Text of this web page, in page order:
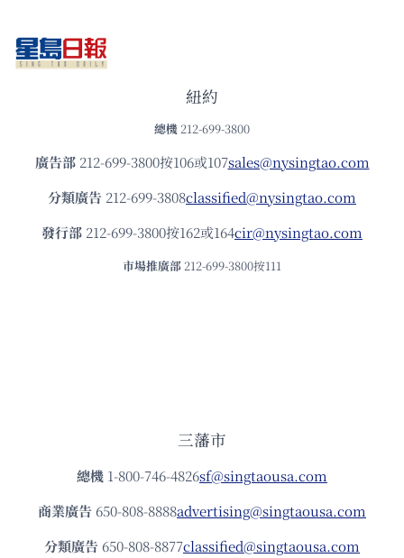
紐約
總機 212-699-3800
廣告部212-699-3800按106或107sales@nysingtao.com
分類廣告 212-699-3808classified@nysingtao.com
發⾏部 212-699-3800按162或164cir@nysingtao.com
市場推廣部 212-699-3800按111
三藩市
總機 1-800-746-4826sf@singtaousa.com
商業廣告 650-808-8888advertising@singtaousa.com
分類廣告 650-808-8877classified@singtaousa.com